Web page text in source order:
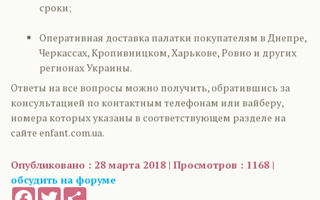
сроки;
Оперативная доставка палатки покупателям в Днепре,
Черкассах, Кропивницком, Харькове, Ровно и других
регионах Украины.
Ответы на все вопросы можно получить, обратившись за
консультацией по контактным телефонам или вайберу,
номера которых указаны в соответствующем разделе на
сайте enfant.com.ua.
Опубликовано : 28 марта 2018 | Просмотров : 1168 |
обсудить на форуме
FacebookTwitter